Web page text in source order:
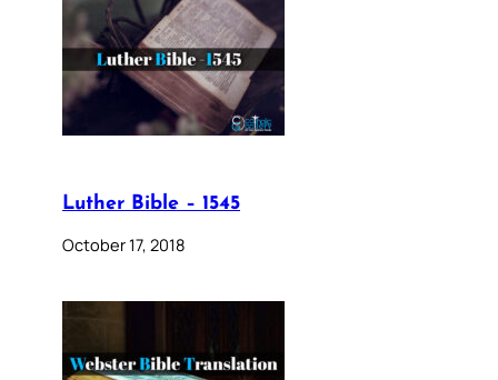
Luther Bible – 1545
October 17, 2018